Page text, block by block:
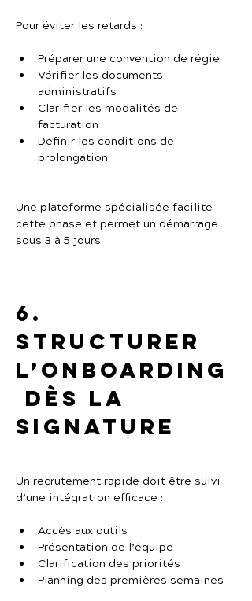
Pour éviter les retards :
Préparer une convention de régie
Vérifier les documents
administratifs
Clarifier les modalités de
facturation
Définir les conditions de
prolongation
Une plateforme spécialisée facilite
cette phase et permet un démarrage
sous 3 à 5 jours.
6.
Structurer
l’onboarding
dès la
signature
Un recrutement rapide doit être suivi
d’une intégration efficace :
Accès aux outils
Présentation de l’équipe
Clarification des priorités
Planning des premières semaines